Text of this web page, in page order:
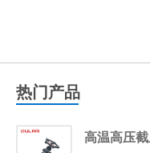
热门产品
高温高压